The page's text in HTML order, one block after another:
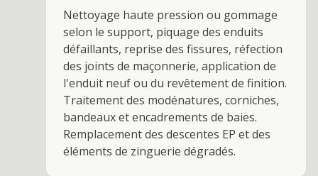
Nettoyage haute pression ou gommage
selon le support, piquage des enduits
défaillants, reprise des fissures, réfection
des joints de maçonnerie, application de
l'enduit neuf ou du revêtement de finition.
Traitement des modénatures, corniches,
bandeaux et encadrements de baies.
Remplacement des descentes EP et des
éléments de zinguerie dégradés.